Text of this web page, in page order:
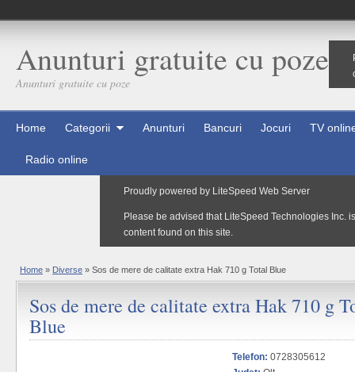
Anunturi gratuite cu poze
Anunturi gratuite cu poze
Home Categorii Anunturi Bancuri Jocuri TV
Radio online
Home » Diverse » Sos de mere de calitate extra Hak 710 g Total Blue
Sos de mere de calitate extra Hak 710 g
Blue
Telefon: 0728305612